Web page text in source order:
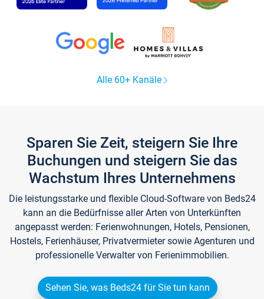
Alle 60+ Kanäle
Sparen Sie Zeit, steigern Sie Ihre
Buchungen und steigern Sie das
Wachstum Ihres Unternehmens
Die leistungsstarke und flexible Cloud-Software von Beds24
kann an die Bedürfnisse aller Arten von Unterkünften
angepasst werden: Ferienwohnungen, Hotels, Pensionen,
Hostels, Ferienhäuser, Privatvermieter sowie Agenturen und
professionelle Verwalter von Ferienimmobilien.
Sehen Sie, was Beds24 für Sie tun kann